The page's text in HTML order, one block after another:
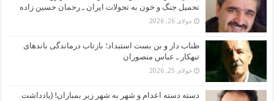
تحمیل جنگ و خون به تحولات ایران ـ رحمان حسین زاده
جولای 26, 2026
طناب دار و بن بست استبداد؛ بازتاب درماندگی باندهای
تبهکار ـ عباس منصوران
جولای 25, 2026
دسته دسته اعدام و شهر به شهر زیر بمباران! (یادداشت